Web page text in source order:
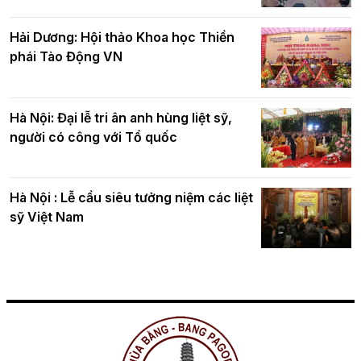
Hải Dương: Hội thảo Khoa học Thiền
phái Tào Động VN
Hà Nội: Đại lễ tri ân anh hùng liệt sỹ,
người có công với Tổ quốc
Hà Nội : Lễ cầu siêu tưởng niệm các liệt
sỹ Việt Nam